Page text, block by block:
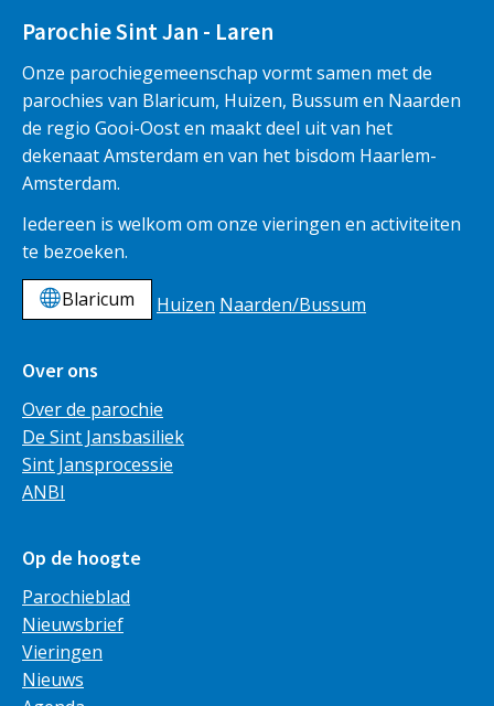
Parochie Sint Jan - Laren
Onze parochiegemeenschap vormt samen met de
parochies van Blaricum, Huizen, Bussum en Naarden
de regio Gooi-Oost en maakt deel uit van het
dekenaat Amsterdam en van het bisdom Haarlem-
Amsterdam.
Iedereen is welkom om onze vieringen en activiteiten
te bezoeken.
Blaricum
Huizen Naarden/Bussum
Over ons
Over de parochie
De Sint Jansbasiliek
Sint Jansprocessie
ANBI
Op de hoogte
Parochieblad
Nieuwsbrief
Vieringen
Nieuws